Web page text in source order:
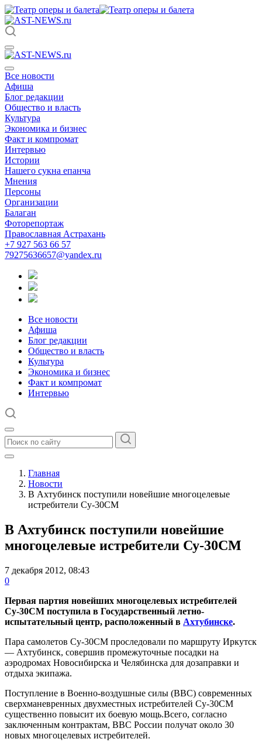
Все новости
Афиша
Блог редакции
Общество и власть
Культура
Экономика и бизнес
Факт и компромат
Интервью
Истории
Нашего сукна епанча
Мнения
Персоны
Организации
Балаган
Фоторепортаж
Православная Астрахань
+7 927 563 66 57
79275636657@yandex.ru
Все новости
Афиша
Блог редакции
Общество и власть
Культура
Экономика и бизнес
Факт и компромат
Интервью
Главная
Новости
В Ахтубинск поступили новейшие многоцелевые
истребители Су-30СМ
В Ахтубинск поступили новейшие
многоцелевые истребители Су-30СМ
7 декабря 2012, 08:43
0
Первая партия новейших многоцелевых истребителей
Су-30СМ поступила в Государственный летно-
испытательный центр, расположенный в Ахтубинске.
Пара самолетов Су-30СМ проследовали по маршруту Иркутск
— Ахтубинск, совершив промежуточные посадки на
аэродромах Новосибирска и Челябинска для дозаправки и
отдыха экипажа.
Поступление в Военно-воздушные силы (ВВС) современных
сверхманевренных двухместных истребителей Су-30СМ
существенно повысит их боевую мощь.Всего, согласно
заключенным контрактам, ВВС России получат около 30
новых многоцелевых истребителей.